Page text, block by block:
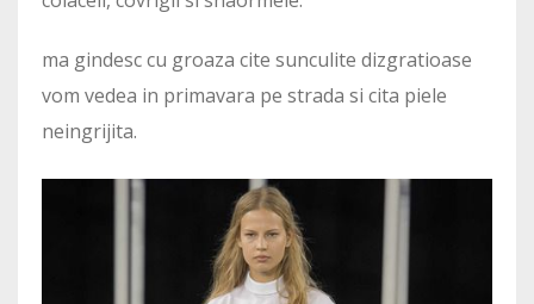
ma gindesc cu groaza cite sunculite dizgratioase
vom vedea in primavara pe strada si cita piele
neingrijita.